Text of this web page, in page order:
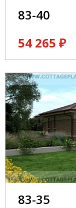
83-40
54 265 ₽
83-35